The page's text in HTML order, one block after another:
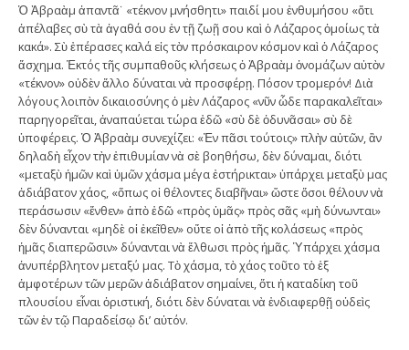
Ὁ Ἀβραὰμ ἀπαντᾶ˙ «τέκνον μνήσθητι» παιδί μου ἐνθυμήσου «ὅτι
ἀπέλαβες σὺ τὰ ἀγαθά σου ἐν τῇ ζωῇ σου καὶ ὁ Λάζαρος ὁμοίως τὰ
κακά». Σὺ ἐπέρασες καλά εἰς τὸν πρόσκαιρον κόσμον καὶ ὁ Λάζαρος
ἄσχημα. Ἐκτός τῆς συμπαθοῦς κλήσεως ὁ Ἀβραὰμ ὀνομάζων αὐτὸν
«τέκνον» οὐδὲν ἄλλο δύναται νὰ προσφέρῃ. Πόσον τρομερόν! Διὰ
λόγους λοιπὸν δικαιοσύνης ὁ μὲν Λάζαρος «νῦν ὧδε παρακαλεῖται»
παρηγορεῖται, ἀναπαύεται τώρα ἐδῶ «σὺ δὲ ὀδυνᾶσαι» σὺ δὲ
ὑποφέρεις. Ὁ Ἀβραὰμ συνεχίζει: «Ἐν πᾶσι τούτοις» πλὴν αὐτῶν, ἂν
δηλαδὴ εἶχον τὴν ἐπιθυμίαν νὰ σὲ βοηθήσω, δὲν δύναμαι, διότι
«μεταξὺ ἡμῶν καὶ ὑμῶν χάσμα μέγα ἐστήρικται» ὑπάρχει μεταξὺ μας
ἀδιάβατον χάος, «ὅπως οἱ θέλοντες διαβῆναι» ὥστε ὅσοι θέλουν νὰ
περάσωσιν «ἔνθεν» ἀπὸ ἐδῶ «πρὸς ὑμᾶς» πρὸς σᾶς «μὴ δύνωνται»
δὲν δύνανται «μηδὲ οἱ ἐκεῖθεν» οὔτε οἱ ἀπὸ τῆς κολάσεως «πρὸς
ἡμᾶς διαπερῶσιν» δύνανται νὰ ἔλθωσι πρὸς ἡμᾶς. Ὑπάρχει χάσμα
ἀνυπέρβλητον μεταξύ μας. Τὸ χάσμα, τὸ χάος τοῦτο τὸ ἐξ
ἀμφοτέρων τῶν μερῶν ἀδιάβατον σημαίνει, ὅτι ἡ καταδίκη τοῦ
πλουσίου εἶναι ὁριστική, διότι δὲν δύναται νὰ ἐνδιαφερθῇ οὐδεὶς
τῶν ἐν τῷ Παραδείσῳ δι’ αὐτόν.